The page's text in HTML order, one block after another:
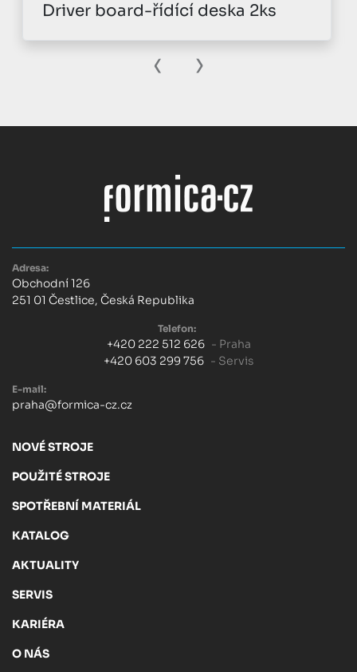
Driver board-řídící deska 2ks
‹ ›
Adresa:
Obchodní 126
251 01 Čestlice, Česká Republika
Telefon:
+420 222 512 626 - Praha
+420 603 299 756 - Servis
E-mail:
praha@formica-cz.cz
NOVÉ STROJE
POUŽITÉ STROJE
SPOTŘEBNÍ MATERIÁL
KATALOG
AKTUALITY
SERVIS
KARIÉRA
O NÁS